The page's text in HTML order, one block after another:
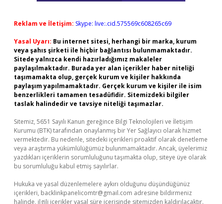
Reklam ve İletişim: Skype: live:.cid.575569c608265c69
Yasal Uyarı: Bu internet sitesi, herhangi bir marka, kurum
veya şahıs şirketi ile hiçbir bağlantısı bulunmamaktadır.
Sitede yalnızca kendi hazırladığımız makaleler
paylaşılmaktadır. Burada yer alan içerikler haber niteliği
taşımamakta olup, gerçek kurum ve kişiler hakkında
paylaşım yapılmamaktadır. Gerçek kurum ve kişiler ile isim
benzerlikleri tamamen tesadüfidir. Sitemizdeki bilgiler
taslak halindedir ve tavsiye niteliği taşımazlar.
Sitemiz, 5651 Sayılı Kanun gereğince Bilgi Teknolojileri ve İletişim
Kurumu (BTK) tarafından onaylanmış bir Yer Sağlayıcı olarak hizmet
vermektedir. Bu nedenle, sitedeki içerikleri proaktif olarak denetleme
veya araştırma yükümlülüğümüz bulunmamaktadır. Ancak, üyelerimiz
yazdıkları içeriklerin sorumluluğunu taşımakta olup, siteye üye olarak
bu sorumluluğu kabul etmiş sayılırlar.
Hukuka ve yasal düzenlemelere aykırı olduğunu düşündüğünüz
içerikleri, backlinkpanelicomtr@gmail.com adresine bildirmeniz
halinde, ilgili içerikler yasal süre içerisinde sitemizden kaldırılacaktır.